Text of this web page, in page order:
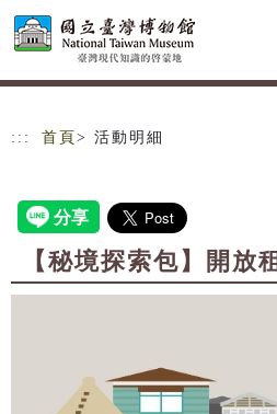
跳到主要內容
網站導覽
::: 首頁 > 活動明細
【秘境探索包】開放